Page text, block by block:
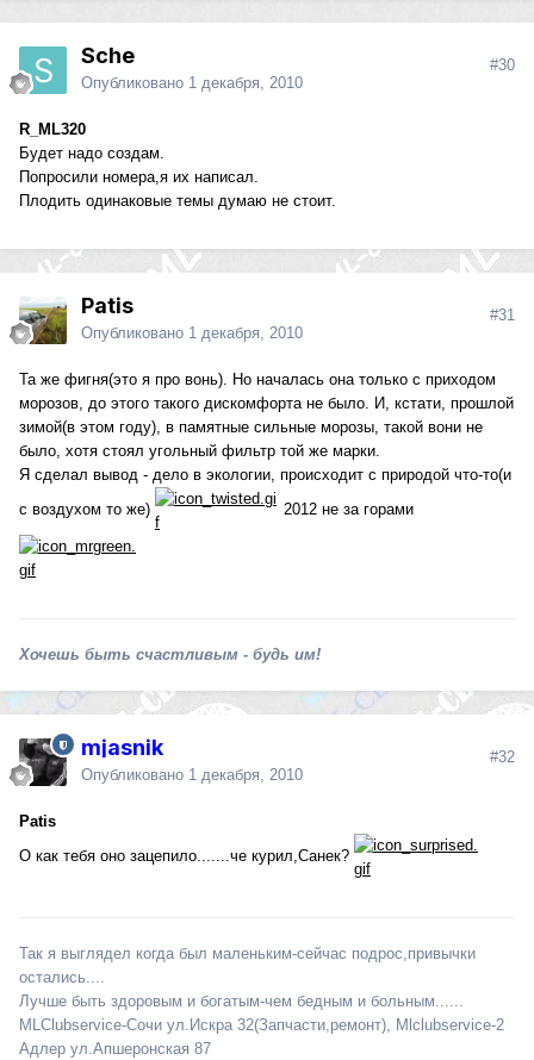
Sche
Опубликовано 1 декабря, 2010
#30
R_ML320
Будет надо создам.
Попросили номера,я их написал.
Плодить одинаковые темы думаю не стоит.
Patis
Опубликовано 1 декабря, 2010
#31
Та же фигня(это я про вонь). Но началась она только с приходом
морозов, до этого такого дискомфорта не было. И, кстати, прошлой
зимой(в этом году), в памятные сильные морозы, такой вони не
было, хотя стоял угольный фильтр той же марки.
Я сделал вывод - дело в экологии, происходит с природой что-то(и
с воздухом то же)
2012 не за горами
Хочешь быть счастливым - будь им!
mjasnik
Опубликовано 1 декабря, 2010
#32
Patis
О как тебя оно зацепило.......че курил,Санек?
Так я выглядел когда был маленьким-сейчас подрос,привычки
остались....
Лучше быть здоровым и богатым-чем бедным и больным......
MLClubservice-Сочи ул.Искра 32(Запчасти,ремонт), Mlclubservice-2
Адлер ул.Апшеронская 87